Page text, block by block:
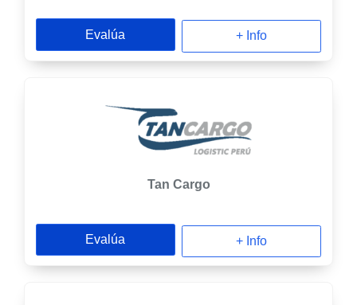
Evalúa + Info
Tan Cargo
Evalúa + Info